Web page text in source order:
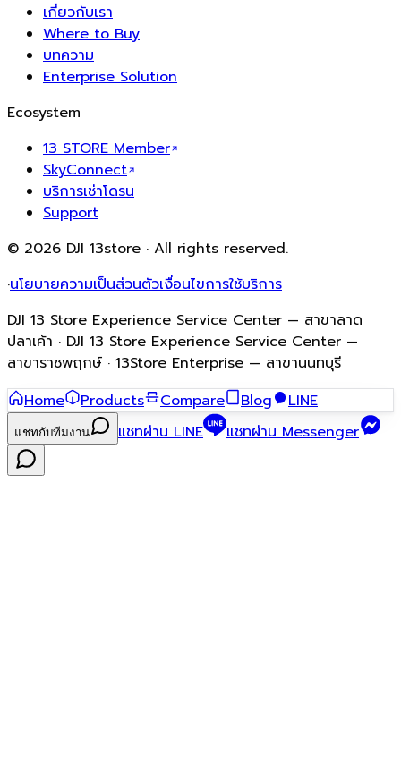
เกี่ยวกับเรา
Where to Buy
บทความ
Enterprise Solution
Ecosystem
13 STORE Member
SkyConnect
บริการเช่าโดรน
Support
© 2026 DJI 13store · All rights reserved.
·นโยบายความเป็นส่วนตัวเงื่อนไขการใช้บริการ
DJI 13 Store Experience Service Center — สาขาลาด
ปลาเค้า · DJI 13 Store Experience Service Center —
สาขาราชพฤกษ์ · 13Store Enterprise — สาขานนทบุรี
Home
Products Compare Blog LINE
แชทกับทีมงาน แชทผ่าน LINE แชทผ่าน Messenger